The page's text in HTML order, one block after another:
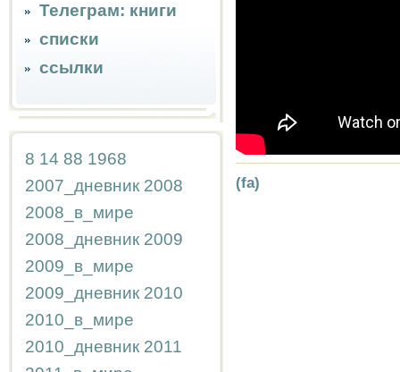
Телеграм: книги
списки
ссылки
8 14 88 1968
2007_дневник 2008
2008_в_мире
2008_дневник 2009
2009_в_мире
2009_дневник 2010
2010_в_мире
2010_дневник 2011
(fa)